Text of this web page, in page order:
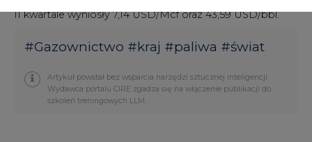
II kwartale wyniosły 7,14 USD/Mcf oraz 43,59 USD/bbl.
#Gazownictwo #kraj #paliwa #świat
Artykuł powstał bez wsparcia narzędzi sztucznej inteligencji.
Wydawca portalu CIRE zgadza się na włączenie publikacji do
szkoleń treningowych LLM.